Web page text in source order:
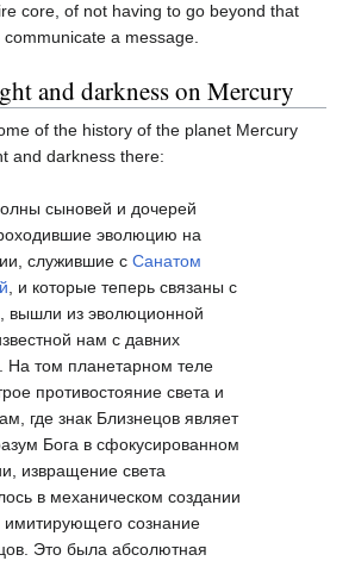
core, of not having to go beyond that
a message.
and darkness on Mercury
of the history of the planet Mercury
and darkness there:
сыновей и дочерей
эволюцию на
служившие с Санатом
, и которые теперь связаны с
вышли из эволюционной
нам с давних
На том планетарном теле
противостояние света и
где знак Близнецов являет
Бога в сфокусированном
извращение света
в механическом создании
имитирующего сознание
Это была абсолютная